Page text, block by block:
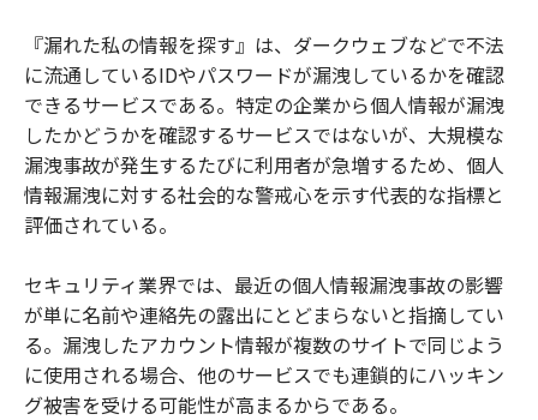
『漏れた私の情報を探す』は、ダークウェブなどで不法
に流通しているIDやパスワードが漏洩しているかを確認
できるサービスである。特定の企業から個人情報が漏洩
したかどうかを確認するサービスではないが、大規模な
漏洩事故が発生するたびに利用者が急増するため、個人
情報漏洩に対する社会的な警戒心を示す代表的な指標と
評価されている。
セキュリティ業界では、最近の個人情報漏洩事故の影響
が単に名前や連絡先の露出にとどまらないと指摘してい
る。漏洩したアカウント情報が複数のサイトで同じよう
に使用される場合、他のサービスでも連鎖的にハッキン
グ被害を受ける可能性が高まるからである。